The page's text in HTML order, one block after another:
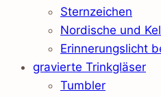
Sternzeichen
Nordische und
Erinnerungslicht
gravierte Trinkgläser
Tumbler